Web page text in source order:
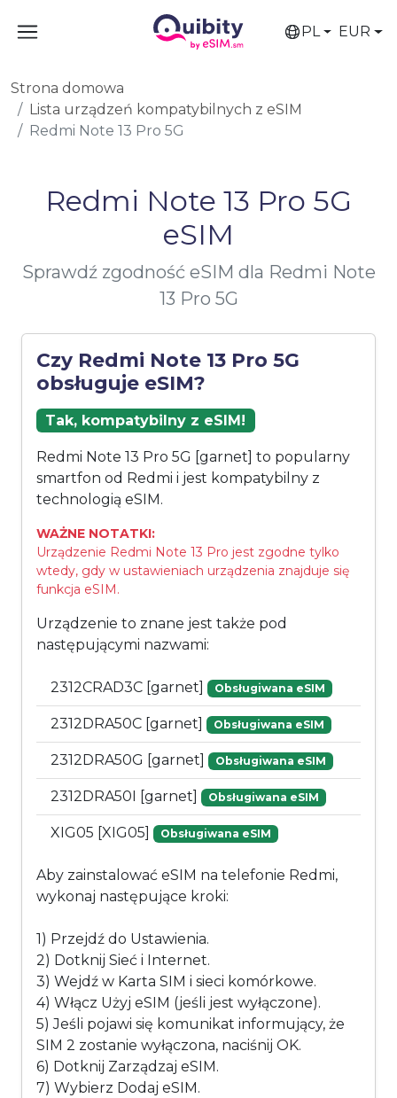
PL EUR
Strona domowa
Lista urządzeń kompatybilnych z eSIM
Redmi Note 13 Pro 5G
Redmi Note 13 Pro 5G
eSIM
Sprawdź zgodność eSIM dla Redmi Note
13 Pro 5G
Czy Redmi Note 13 Pro 5G
obsługuje eSIM?
Tak, kompatybilny z eSIM!
Redmi Note 13 Pro 5G [garnet] to popularny
smartfon od Redmi i jest kompatybilny z
technologią eSIM.
WAŻNE NOTATKI:
Urządzenie Redmi Note 13 Pro jest zgodne tylko
wtedy, gdy w ustawieniach urządzenia znajduje się
funkcja eSIM.
Urządzenie to znane jest także pod
następującymi nazwami:
2312CRAD3C [garnet] Obsługiwana eSIM
2312DRA50C [garnet] Obsługiwana eSIM
2312DRA50G [garnet] Obsługiwana eSIM
2312DRA50I [garnet] Obsługiwana eSIM
XIG05 [XIG05] Obsługiwana eSIM
Aby zainstalować eSIM na telefonie Redmi,
wykonaj następujące kroki:
1) Przejdź do Ustawienia.
2) Dotknij Sieć i Internet.
3) Wejdź w Karta SIM i sieci komórkowe.
4) Włącz Użyj eSIM (jeśli jest wyłączone).
5) Jeśli pojawi się komunikat informujący, że
SIM 2 zostanie wyłączona, naciśnij OK.
6) Dotknij Zarządzaj eSIM.
7) Wybierz Dodaj eSIM.